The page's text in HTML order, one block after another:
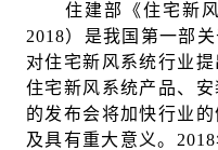
住建部《住宅新
2018）是我国第一部
对住宅新风系统行业
住宅新风系统产品、
的发布会将加快行业
及具有重大意义。